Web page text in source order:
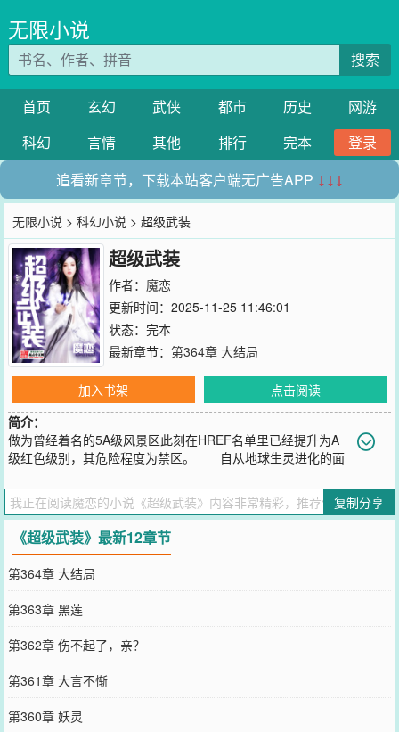
无限小说
搜索
首页 玄幻 武侠 都市 历史
网游
科幻
言情 其他 排行 完本
登录
追看新章节，下载本站客户端无广告APP ↓↓↓
无限小说 >科幻小说 > 超级武装
超级武装
作者： 魔恋
更新时间：2025-11-25 11:46:01
状态：完本
最新章节： 第364章 大结局
加入书架
点击阅读
简介：
做为曾经着名的5A级风景区此刻在HREF名单里已经提升为A
级红色级别，其危险程度为禁区。 自从地球生灵进化的面
变异物种更是不计其数，即使是再高明的武装猎杀者也从不愿轻易涉
足。 这个充满死亡气息的山脉，危机四伏，无论怎么看都不会有
人相信这里可以生活。
您要是觉得《超级武装》还不错的话请不要忘记向您QQ群和微博微信
里的朋友推荐哦！
复制分享
《超级武装》最新12章节
第364章 大结局
第363章 黑莲
第362章 伤不起了，亲？
第361章 大言不惭
第360章 妖灵